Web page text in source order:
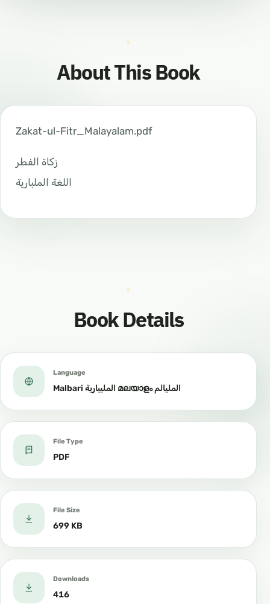
About This Book
Zakat-ul-Fitr_Malayalam.pdf
زكاة الفطر
اللغة الملبارية
Book Details
Language
Malbari المليبارية മലയാളം المليالم
File Type
PDF
File Size
699 KB
Downloads
416